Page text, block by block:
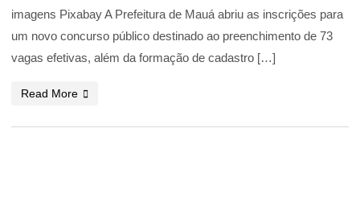
imagens Pixabay A Prefeitura de Mauá abriu as inscrições para
um novo concurso público destinado ao preenchimento de 73
vagas efetivas, além da formação de cadastro […]
Read More